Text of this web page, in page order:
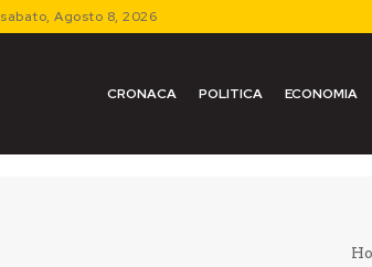
sabato, Agosto 8, 2026
CRONACA POLITICA ECONOMIA